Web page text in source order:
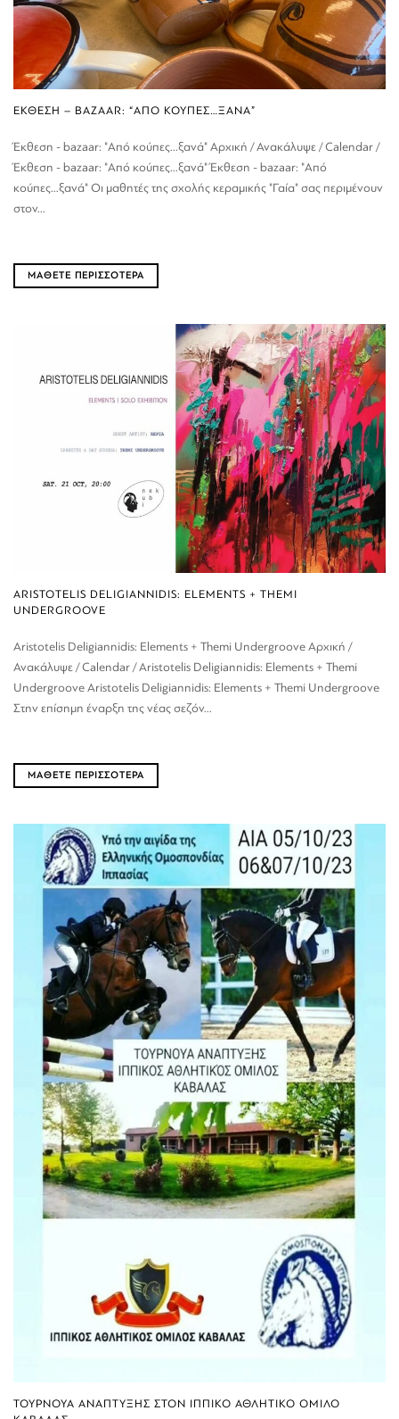
ΕΚΘΕΣΗ – BAZAAR: “ΑΠΟ ΚΟΥΠΕΣ…ΞΑΝΑ”
Έκθεση - bazaar: "Από κούπες...ξανά" Αρχική / Ανακάλυψε / Calendar /
Έκθεση - bazaar: "Από κούπες...ξανά" Έκθεση - bazaar: "Από
κούπες...ξανά" Οι μαθητές της σχολής κεραμικής "Γαία" σας περιμένουν
στον...
ΜΑΘΕΤΕ ΠΕΡΙΣΣΟΤΕΡΑ
ARISTOTELIS DELIGIANNIDIS: ELEMENTS + THEMI
UNDERGROOVE
Aristotelis Deligiannidis: Elements + Themi Undergroove Αρχική /
Ανακάλυψε / Calendar / Aristotelis Deligiannidis: Elements + Themi
Undergroove Aristotelis Deligiannidis: Elements + Themi Undergroove
Στην επίσημη έναρξη της νέας σεζόν...
ΜΑΘΕΤΕ ΠΕΡΙΣΣΟΤΕΡΑ
ΤΟΥΡΝΟΥΑ ΑΝΑΠΤΥΞΗΣ ΣΤΟΝ ΙΠΠΙΚΟ ΑΘΛΗΤΙΚΟ ΟΜΙΛΟ